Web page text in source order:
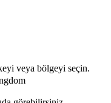
veya bölgeyi seçin.